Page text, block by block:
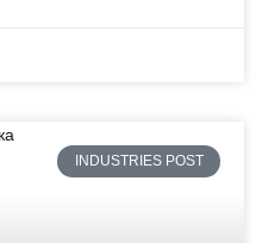
INDUSTRIES POST